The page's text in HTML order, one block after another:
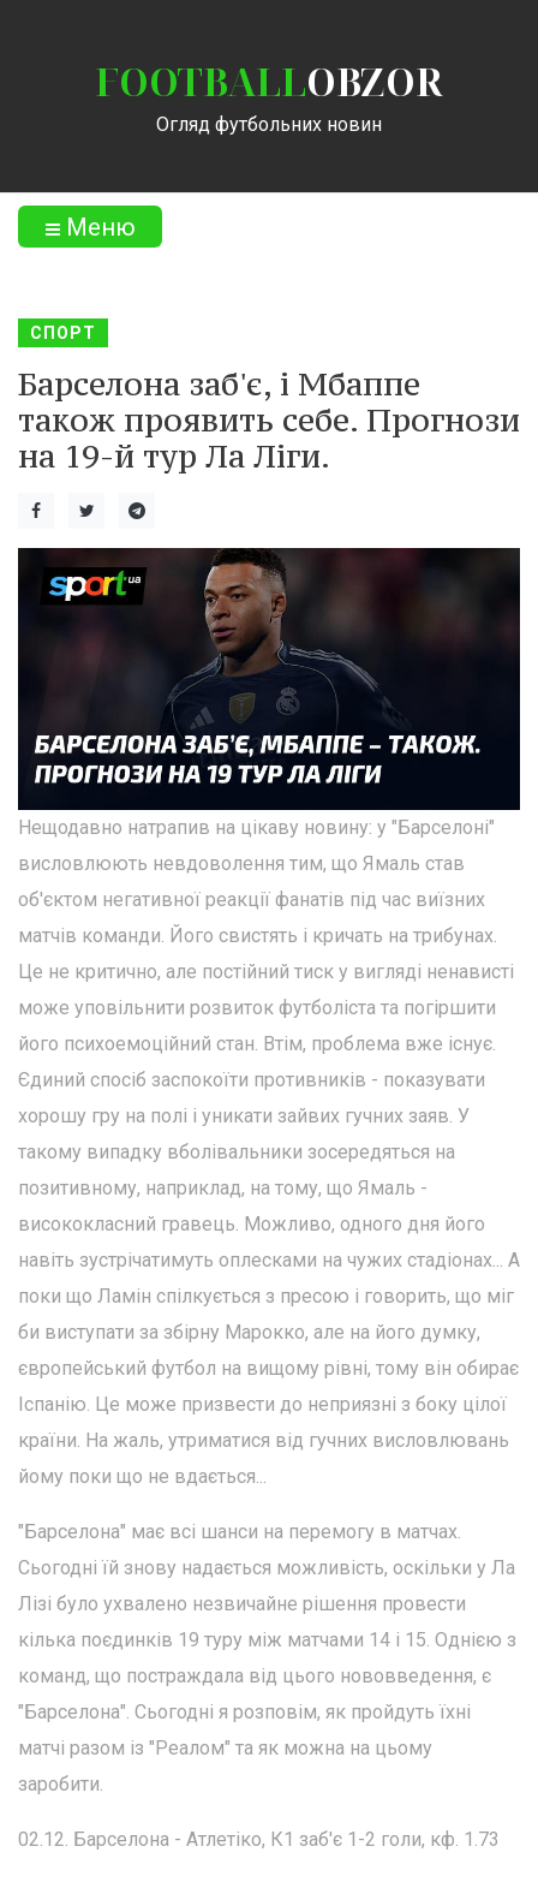
FOOTBALLOBZOR
Огляд футбольних новин
Меню
СПОРТ
Барселона заб'є, і Мбаппе
також проявить себе. Прогнози
на 19-й тур Ла Ліги.
Нещодавно натрапив на цікаву новину: у "Барселоні"
висловлюють невдоволення тим, що Ямаль став
об'єктом негативної реакції фанатів під час виїзних
матчів команди. Його свистять і кричать на трибунах.
Це не критично, але постійний тиск у вигляді ненависті
може уповільнити розвиток футболіста та погіршити
його психоемоційний стан. Втім, проблема вже існує.
Єдиний спосіб заспокоїти противників - показувати
хорошу гру на полі і уникати зайвих гучних заяв. У
такому випадку вболівальники зосередяться на
позитивному, наприклад, на тому, що Ямаль -
висококласний гравець. Можливо, одного дня його
навіть зустрічатимуть оплесками на чужих стадіонах... А
поки що Ламін спілкується з пресою і говорить, що міг
би виступати за збірну Марокко, але на його думку,
європейський футбол на вищому рівні, тому він обирає
Іспанію. Це може призвести до неприязні з боку цілої
країни. На жаль, утриматися від гучних висловлювань
йому поки що не вдається...
"Барселона" має всі шанси на перемогу в матчах.
Сьогодні їй знову надається можливість, оскільки у Ла
Лізі було ухвалено незвичайне рішення провести
кілька поєдинків 19 туру між матчами 14 і 15. Однією з
команд, що постраждала від цього нововведення, є
"Барселона". Сьогодні я розповім, як пройдуть їхні
матчі разом із "Реалом" та як можна на цьому
заробити.
02.12. Барселона - Атлетіко, К1 заб'є 1-2 голи, кф. 1.73